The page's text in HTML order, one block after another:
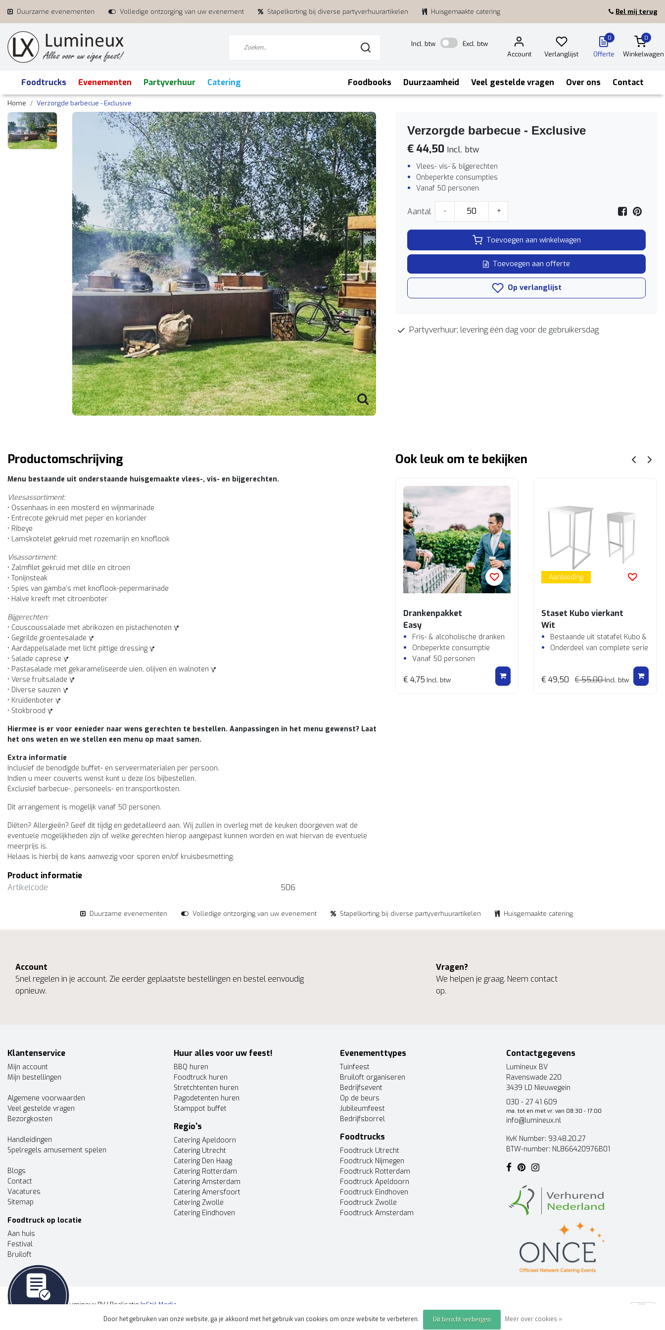
Duurzame evenementen Volledige ontzorging van uw evenement Stapelkorting bij diverse partyverhuurartikelen Huisgemaakte catering Bel mij terug
Incl. btw
Excl. btw
Account
Verlanglijst
0
Offerte
0
Winkelwagen
Foodtrucks Evenementen Partyverhuur Catering Foodbooks Duurzaamheid Veel gestelde vragen Over ons Contact
Home Verzorgde barbecue - Exclusive
Verzorgde barbecue - Exclusive
€ 44,50 Incl. btw
Vlees- vis- & bijgerechten
Onbeperkte consumpties
Vanaf 50 personen
Aantal - +
Toevoegen aan winkelwagen
Toevoegen aan offerte
Op verlanglijst
Partyverhuur; levering één dag voor de gebruikersdag
Productomschrijving
Menu bestaande uit onderstaande huisgemaakte vlees-, vis- en bijgerechten.
Vleesassortiment:
• Ossenhaas in een mosterd en wijnmarinade
• Entrecote gekruid met peper en koriander
• Ribeye
• Lamskotelet gekruid met rozemarijn en knoflook
Visassortiment:
• Zalmfilet gekruid met dille en citroen
• Tonijnsteak
• Spies van gamba’s met knoflook-pepermarinade
• Halve kreeft met citroenboter
Bijgerechten:
• Couscoussalade met abrikozen en pistachenoten
• Gegrilde groentesalade
• Aardappelsalade met licht pittige dressing
• Salade caprese
• Pastasalade met gekarameliseerde uien, olijven en walnoten
• Verse fruitsalade
• Diverse sauzen
• Kruidenboter
• Stokbrood
Hiermee is er voor eenieder naar wens gerechten te bestellen. Aanpassingen in het menu gewenst? Laat
het ons weten en we stellen een menu op maat samen.
Extra informatie
Inclusief de benodigde buffet- en serveermaterialen per persoon.
Indien u meer couverts wenst kunt u deze los bijbestellen.
Exclusief barbecue-, personeels- en transportkosten.
Dit arrangement is mogelijk vanaf 50 personen.
Diëten? Allergieën? Geef dit tijdig en gedetailleerd aan. Wij zullen in overleg met de keuken doorgeven wat de
eventuele mogelijkheden zijn of welke gerechten hierop aangepast kunnen worden en wat hiervan de eventuele
meerprijs is.
Helaas is hierbij de kans aanwezig voor sporen en/of kruisbesmetting.
Product informatie
Artikelcode
506
Ook leuk om te bekijken
Drankenpakket
Easy
Fris- & alcoholische dranken
Onbeperkte consumptie
Vanaf 50 personen
€ 4,75 Incl. btw
Aanbieding
Staset Kubo vierkant
Wit
Bestaande uit statafel Kubo & 4
Onderdeel van complete serie
€ 49,50 € 55,00Incl. btw
Duurzame evenementen Volledige ontzorging van uw evenement Stapelkorting bij diverse partyverhuurartikelen Huisgemaakte catering
Account
Snel regelen in je account. Zie eerder geplaatste bestellingen en bestel eenvoudig
opnieuw.
Vragen?
We helpen je graag. Neem contact
op.
Klantenservice
Mijn account
Mijn bestellingen
Algemene voorwaarden
Veel gestelde vragen
Bezorgkosten
Handleidingen
Spelregels amusement spelen
Blogs
Contact
Vacatures
Sitemap
Foodtruck op locatie
Aan huis
Festival
Bruiloft
Huur alles voor uw feest!
BBQ huren
Foodtruck huren
Stretchtenten huren
Pagodetenten huren
Stamppot buffet
Regio's
Catering Apeldoorn
Catering Utrecht
Catering Den Haag
Catering Rotterdam
Catering Amsterdam
Catering Amersfoort
Catering Zwolle
Catering Eindhoven
Evenementtypes
Tuinfeest
Bruiloft organiseren
Bedrijfsevent
Op de beurs
Jubileumfeest
Bedrijfsborrel
Foodtrucks
Foodtruck Utrecht
Foodtruck Nijmegen
Foodtruck Rotterdam
Foodtruck Apeldoorn
Foodtruck Eindhoven
Foodtruck Zwolle
Foodtruck Amsterdam
Contactgegevens
Lumineux BV
Ravenswade 220
3439 LD Nieuwegein
030 - 27 41 609
ma. tot en met vr. van 08:30 - 17:00
info@lumineux.nl
KvK Number: 93.48.20.27
BTW-number: NL866420976B01
© Copyright 2026 - Lumineux BV | Realisatie InStijl Media
Disclaimer |Privacy Policy|Sitemap|
Door het gebruiken van onze website, ga je akkoord met het gebruik van cookies om onze website te verbeteren. Dit bericht verbergen Meer over cookies »